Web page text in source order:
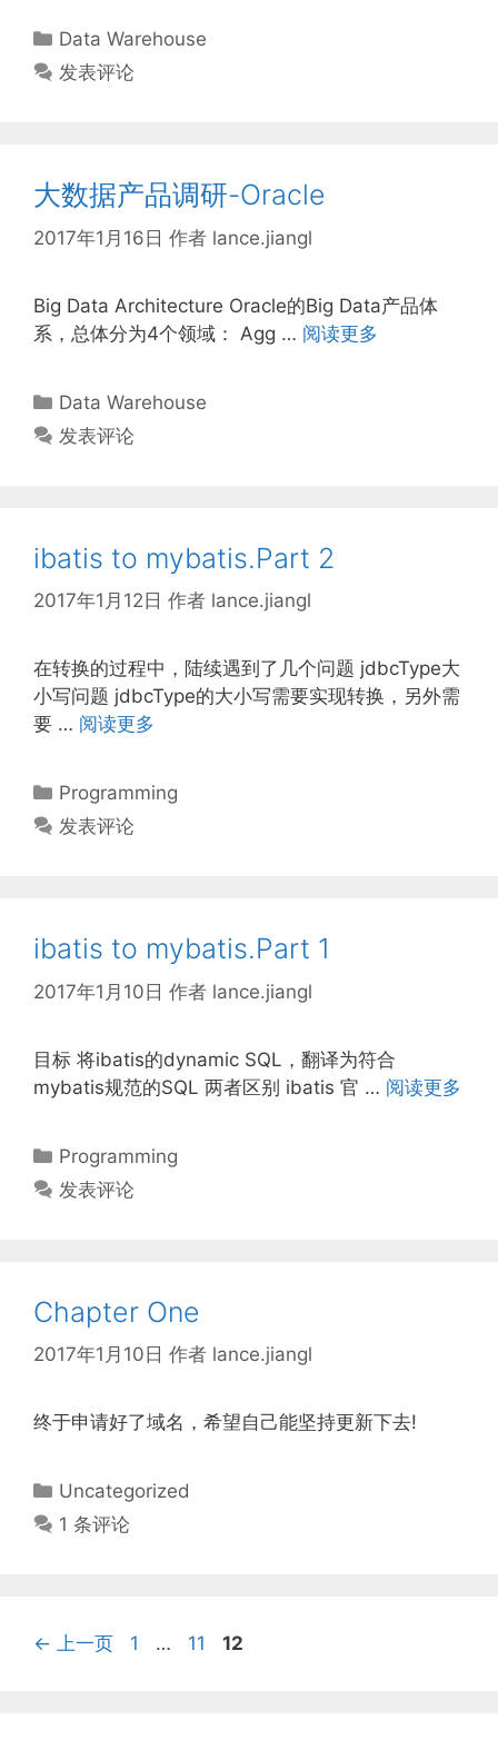
分
类
Data Warehouse
发表评论
大数据产品调研-Oracle
2017年1月16日 作者 lance.jiangl
Big Data Architecture Oracle的Big Data产品体
系，总体分为4个领域： Agg … 阅读更多
分
类
Data Warehouse
发表评论
ibatis to mybatis.Part 2
2017年1月12日 作者 lance.jiangl
在转换的过程中，陆续遇到了几个问题 jdbcType大
小写问题 jdbcType的大小写需要实现转换，另外需
要 … 阅读更多
分
类
Programming
发表评论
ibatis to mybatis.Part 1
2017年1月10日 作者 lance.jiangl
目标 将ibatis的dynamic SQL，翻译为符合
mybatis规范的SQL 两者区别 ibatis 官 … 阅读更多
分
类
Programming
发表评论
Chapter One
2017年1月10日 作者 lance.jiangl
终于申请好了域名，希望自己能坚持更新下去!
分
类
Uncategorized
1 条评论
← 上一页
页
1 …
页
11
页
12